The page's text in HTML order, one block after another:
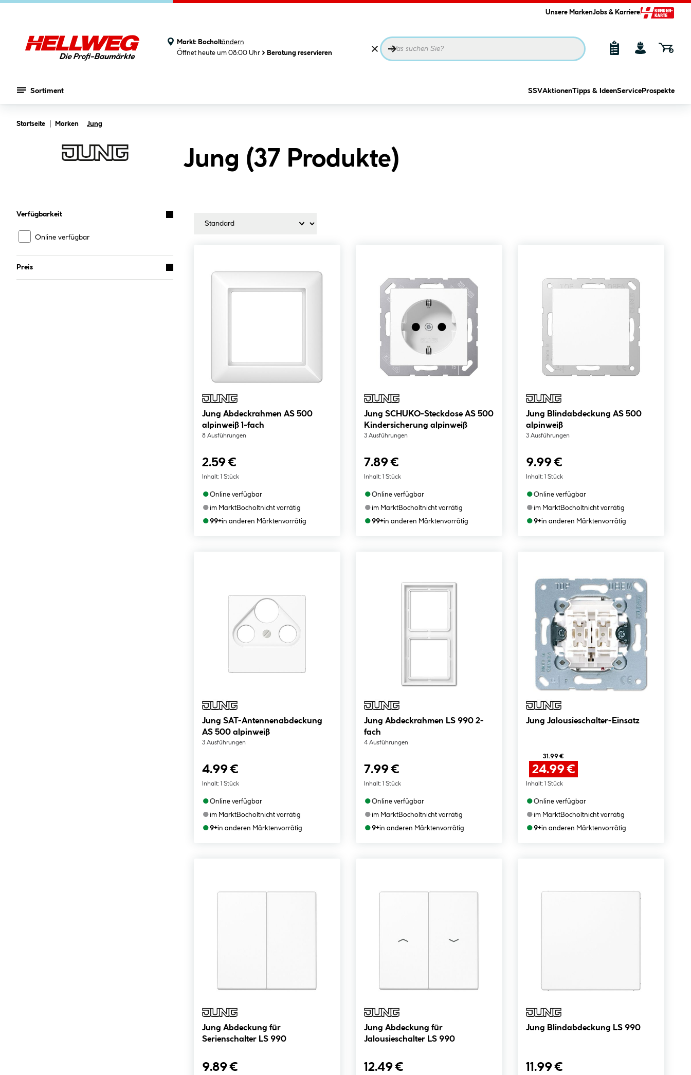
Unsere MarkenJobs & Karriere
Markt: Bocholtändern
Öffnet heute um 08:00 Uhr
Beratung reservieren
Sortiment SSVAktionenTipps & IdeenService Prospekte
Startseite Marken Jung
Jung (37 Produkte)
Verfügbarkeit
Online verfügbar
Preis
Jung Abdeckrahmen AS 500
alpinweiß 1-fach
8 Ausführungen
2.59 €
Inhalt: 1 Stück
●Online verfügbar
●im MarktBocholtnicht vorrätig
●99+in anderen Märktenvorrätig
Jung SCHUKO-Steckdose AS 500
Kindersicherung alpinweiß
3 Ausführungen
7.89 €
Inhalt: 1 Stück
●Online verfügbar
●im MarktBocholtnicht vorrätig
●99+in anderen Märktenvorrätig
Jung Blindabdeckung AS 500
alpinweiß
3 Ausführungen
9.99 €
Inhalt: 1 Stück
●Online verfügbar
●im MarktBocholtnicht vorrätig
●9+in anderen Märktenvorrätig
Jung SAT-Antennenabdeckung
AS 500 alpinweiß
3 Ausführungen
4.99 €
Inhalt: 1 Stück
●Online verfügbar
●im MarktBocholtnicht vorrätig
●9+in anderen Märktenvorrätig
Jung Abdeckrahmen LS 990 2-
fach
4 Ausführungen
7.99 €
Inhalt: 1 Stück
●Online verfügbar
●im MarktBocholtnicht vorrätig
●9+in anderen Märktenvorrätig
Jung Jalousieschalter-Einsatz
31.99 €
24.99 €
Inhalt: 1 Stück
●Online verfügbar
●im MarktBocholtnicht vorrätig
●9+in anderen Märktenvorrätig
Jung Abdeckung für
Serienschalter LS 990
9.89 €
Jung Abdeckung für
Jalousieschalter LS 990
12.49 €
Jung Blindabdeckung LS 990
11.99 €